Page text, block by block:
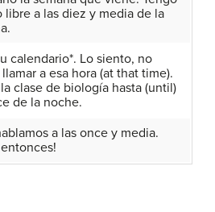
libre a las diez y media de la
calendario*. Lo siento, no
a esa hora (at that time).
clase de biología hasta (until)
de la noche.
a las once y media.
entonces!